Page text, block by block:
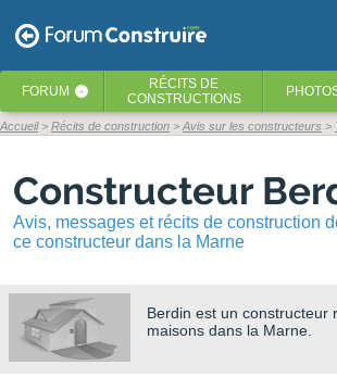
FORUM ‹ RÉCITS DE
CONSTRUCTIONS
Accueil Récits de construction Avis sur les constructeurs
Constructeur
Avis, messages et récits de construction
ce constructeur dans la Marne
Berdin est un constructeur
maisons dans la Marne.